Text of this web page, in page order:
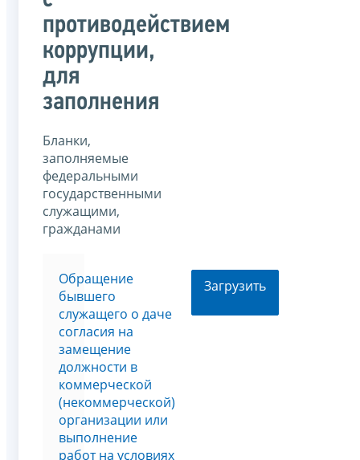
противодействием
коррупции,
для
заполнения
Бланки,
заполняемые
федеральными
государственными
служащими,
гражданами
Обращение
бывшего
служащего о даче
согласия на
замещение
должности в
коммерческой
(некоммерческой)
организации или
выполнение
работ на условиях
Загрузить